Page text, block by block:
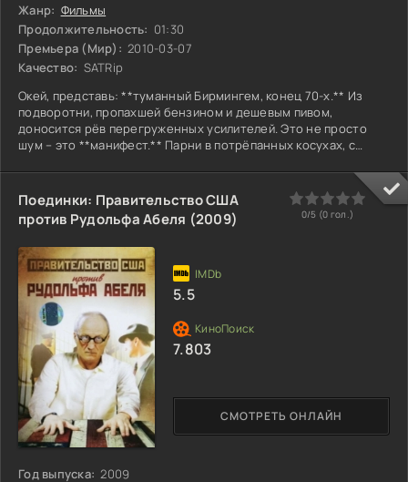
Жанр: Фильмы
Продолжительность: 01:30
Премьера (Мир): 2010-03-07
Качество: SATRip
Окей, представь: **туманный Бирмингем, конец 70-х.** Из
подворотни, пропахшей бензином и дешевым пивом,
доносится рёв перегруженных усилителей. Это не просто
шум – это **манифест.** Парни в потрёпанных косухах, с
новое, сырое, мощное. **Их оружие – искажённые гитарные
ноты, их щит – презрение «приличного общества».** Их
подталкивает не апокалипсис, а **жгучее желание доказать.**
Доказать, что их музыка – не просто грохот, а искусство. Что
Поединки: Правительство США
против Рудольфа Абеля (2009)
Год выпуска: 2009
СМОТРЕТЬ ОНЛАЙН
5.5
7.803
0 4 5
0/5 (0 гол.)